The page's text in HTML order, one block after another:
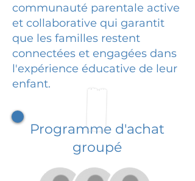
communauté parentale active
et collaborative qui garantit
que les familles restent
connectées et engagées dans
l'expérience éducative de leur
enfant.
Programme d'achat
groupé